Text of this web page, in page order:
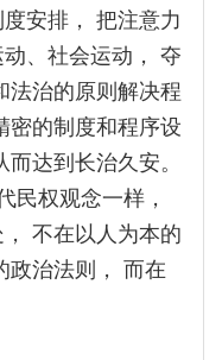
安排， 把注意力
、社会运动， 夺
法治的原则解决程
密的制度和程序设
达到长治久安。
民权观念一样，
不在以人为本的
政治法则， 而在